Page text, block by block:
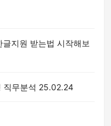
지원 받는법 시작해보
무분석 25.02.24